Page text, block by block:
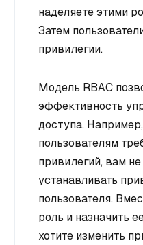
наделяете этими
Затем
привилегии.
Модель RBAC
эффективность
доступа.
пользователям
привилегий, вам
устанавливать
пользователя.
роль и назначить
хотите изменить